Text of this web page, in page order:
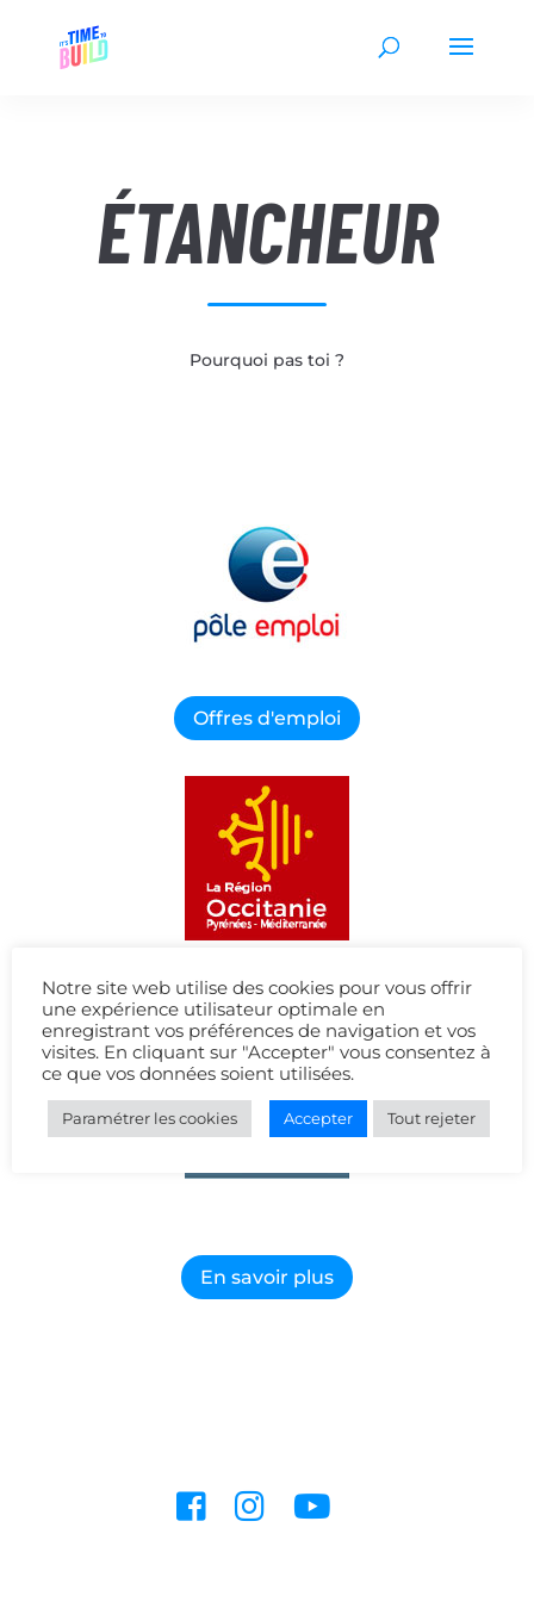
ÉTANCHEUR
Pourquoi pas toi ?
Offres d'emploi
Me former
En savoir plus
Notre site web utilise des cookies pour vous offrir
une expérience utilisateur optimale en
enregistrant vos préférences de navigation et vos
visites. En cliquant sur "Accepter" vous consentez à
ce que vos données soient utilisées.
Paramétrer les cookies Accepter Tout rejeter